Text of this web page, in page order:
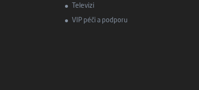
Televizi
VIP péči a podporu